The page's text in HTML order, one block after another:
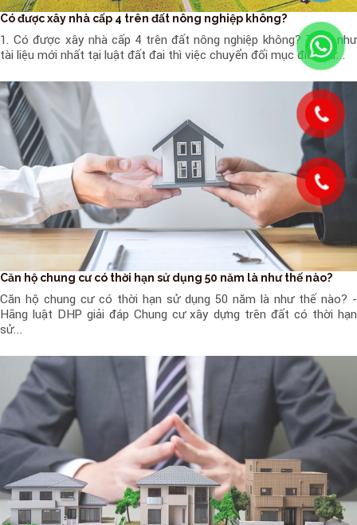
Có được xây nhà cấp 4 trên đất nông nghiệp không?
1. Có được xây nhà cấp 4 trên đất nông nghiệp không? Theo như
tài liệu mới nhất tại luật đất đai thì việc chuyển đổi mục đích sử...
Căn hộ chung cư có thời hạn sử dụng 50 năm là như thế nào?
Căn hộ chung cư có thời hạn sử dụng 50 năm là như thế nào? -
Hãng luật DHP giải đáp Chung cư xây dựng trên đất có thời hạn
sử...